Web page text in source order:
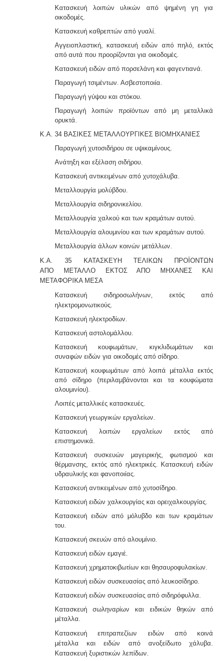
Κατασκευή λοιπών υλικών από ψημένη γη για
οικοδομές.
Κατασκευή καθρεπτών από γυαλί.
Αγγειοπλαστική, κατασκευή ειδών από πηλό, εκτός
από αυτά που προορίζονται για οικοδομές.
Κατασκευή ειδών από πορσελάνη και φαγεντιανά.
Παραγωγή τσιμέντων. Ασβεστοποιία.
Παραγωγή γύψου και στόκου.
Παραγωγή λοιπών προϊόντων από μη μεταλλικά
ορυκτά.
Κ.Α. 34 ΒΑΣΙΚΕΣ ΜΕΤΑΛΛΟΥΡΓΙΚΕΣ ΒΙΟΜΗΧΑΝΙΕΣ
Παραγωγή χυτοσιδήρου σε υψικαμίνους.
Ανάτηξη και εξέλαση σιδήρου.
Κατασκευή αντικειμένων από χυτοχάλυβα.
Μεταλλουργία μολύβδου.
Μεταλλουργία σιδηρονικελίου.
Μεταλλουργία χαλκού και των κραμάτων αυτού.
Μεταλλουργία αλουμινίου και των κραμάτων αυτού.
Μεταλλουργία άλλων κοινών μετάλλων.
Κ.Α. 35 ΚΑΤΑΣΚΕΥΗ ΤΕΛΙΚΩΝ ΠΡΟΪΟΝΤΩΝ
ΑΠΟ
ΜΕΤΑΛΛΟ ΕΚΤΟΣ ΑΠΟ ΜΗΧΑΝΕΣ ΚΑΙ
ΜΕΤΑΦΟΡΙΚΑ ΜΕΣΑ
Κατασκευή σιδηροσωλήνων, εκτός από
ηλεκτρομονωτικούς.
Κατασκευή ηλεκτροδίων.
Κατασκευή αστολομάλλου.
Κατασκευή κουφωμάτων, κιγκλιδωμάτων και
συναφών ειδών για οικοδομές από σίδηρο.
Κατασκευή κουφωμάτων από λοιπά μέταλλα εκτός
από σίδηρο (περιλαμβάνονται και τα κουφώματα
αλουμινίου).
Λοιπές μεταλλικές κατασκευές.
Κατασκευή γεωργικών εργαλείων.
Κατασκευή λοιπών εργαλείων εκτός από
επιστημονικά.
Κατασκευή συσκευών μαγειρικής, φωτισμού και
θέρμανσης, εκτός από ηλεκτρικές. Κατασκευή ειδών
υδραυλικής και φανοποιίας.
Κατασκευή αντικειμένων από χυτοσίδηρο.
Κατασκευή ειδών χαλκουργίας και ορειχαλκουργίας.
Κατασκευή ειδών από μόλυβδο και των κραμάτων
του.
Κατασκευή σκευών από αλουμίνιο.
Κατασκευή ειδών εμαγιέ.
Κατασκευή χρηματοκιβωτίων και θησαυροφυλακίων.
Κατασκευή ειδών συσκευασίας από λευκοσίδηρο.
Κατασκευή ειδών συσκευασίας από σιδηρόφυλλα.
Κατασκευή σωληναρίων και ειδικών θηκών από
μέταλλα.
Κατασκευή επιτραπεζίων ειδών από κοινά
μέταλλα
και ειδών από ανοξείδωτο χάλυβα.
Κατασκευή ξυριστικών λεπίδων.